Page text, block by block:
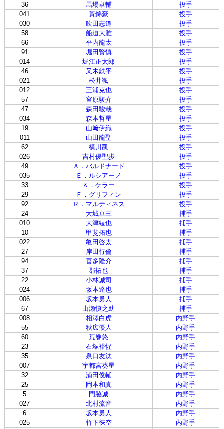
36
馬場皐輔
投手
041
黃錦豪
投手
030
吹田志道
投手
58
船迫大雅
投手
66
平内龍太
投手
91
堀田賢慎
投手
014
堀江正太郎
投手
46
又木鉄平
投手
021
松井颯
投手
012
三浦克也
投手
57
宮原駿介
投手
47
森田駿哉
投手
034
森本哲星
投手
19
山﨑伊織
投手
011
山田龍聖
投手
62
横川凱
投手
026
吉村優聖歩
投手
49
Ａ．バルドナード
投手
035
Ｅ．ルシアーノ
投手
33
Ｋ．ケラー
投手
29
Ｆ．グリフィン
投手
92
Ｒ．マルティネス
投手
24
大城卓三
捕手
010
大津綾也
捕手
10
甲斐拓也
捕手
022
亀田啓太
捕手
27
岸田行倫
捕手
94
喜多隆介
捕手
37
郡拓也
捕手
22
小林誠司
捕手
024
坂本達也
捕手
006
坂本勇人
捕手
67
山瀬慎之助
捕手
008
相澤白虎
内野手
55
秋広優人
内野手
60
荒巻悠
内野手
23
石塚裕惺
内野手
35
泉口友汰
内野手
007
宇都宮葵星
内野手
32
浦田俊輔
内野手
25
岡本和真
内野手
5
門脇誠
内野手
027
北村流音
内野手
6
坂本勇人
内野手
025
竹下徠空
内野手